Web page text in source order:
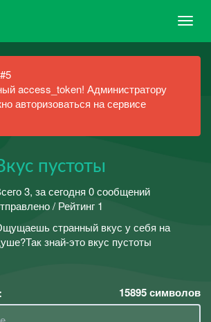
access_token! Администратору
авторизоваться на сервисе
пустоты
3, за сегодня 0 сообщений
/ Рейтинг 1
странный вкус у себя на
знай-это вкус пустоты
15895символов